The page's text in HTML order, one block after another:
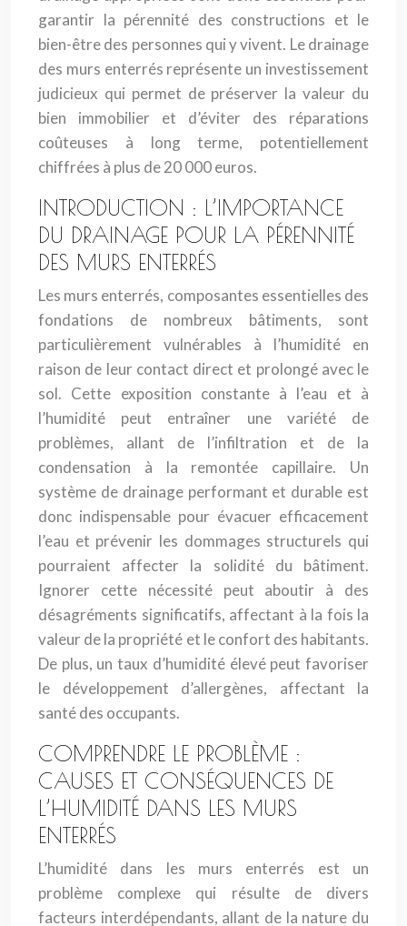
garantir la pérennité des constructions et le
bien-être des personnes qui y vivent. Le drainage
des murs enterrés représente un investissement
judicieux qui permet de préserver la valeur du
bien immobilier et d’éviter des réparations
coûteuses à long terme, potentiellement
chiffrées à plus de 20 000 euros.
INTRODUCTION : L’IMPORTANCE
DU DRAINAGE POUR LA PÉRENNITÉ
DES MURS ENTERRÉS
Les murs enterrés, composantes essentielles des
fondations de nombreux bâtiments, sont
particulièrement vulnérables à l’humidité en
raison de leur contact direct et prolongé avec le
sol. Cette exposition constante à l’eau et à
l’humidité peut entraîner une variété de
problèmes, allant de l’infiltration et de la
condensation à la remontée capillaire. Un
système de drainage performant et durable est
donc indispensable pour évacuer efficacement
l’eau et prévenir les dommages structurels qui
pourraient affecter la solidité du bâtiment.
Ignorer cette nécessité peut aboutir à des
désagréments significatifs, affectant à la fois la
valeur de la propriété et le confort des habitants.
De plus, un taux d’humidité élevé peut favoriser
le développement d’allergènes, affectant la
santé des occupants.
COMPRENDRE LE PROBLÈME :
CAUSES ET CONSÉQUENCES DE
L’HUMIDITÉ DANS LES MURS
ENTERRÉS
L’humidité dans les murs enterrés est un
problème complexe qui résulte de divers
facteurs interdépendants, allant de la nature du